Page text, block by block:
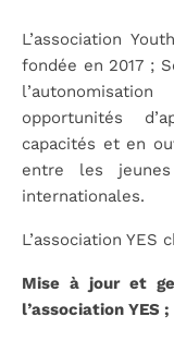
L’association
fondée en 2017 ;
opportunités
capacités et en
entre les
internationales.
L’association YES
Mise à jour et
l’association YES ;